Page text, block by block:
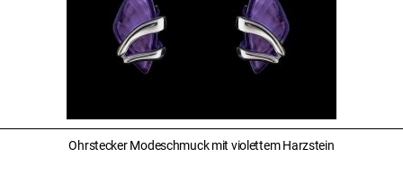
Ohrstecker Modeschmuck mit violettem Harzstein